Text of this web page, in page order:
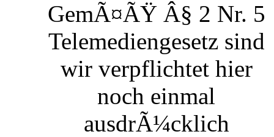
GemÃ¤ÃŸ Â§ 2 Nr. 5
Telemediengesetz sind
wir verpflichtet hier
noch einmal
ausdrÃ¼cklich